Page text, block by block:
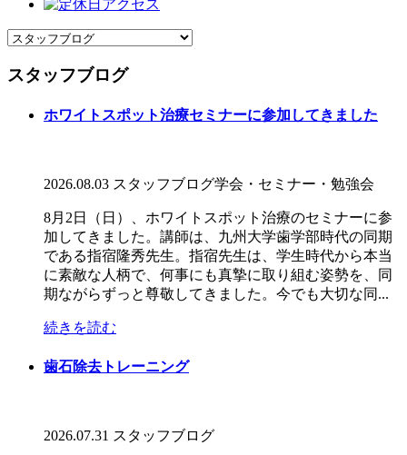
スタッフブログ
ホワイトスポット治療セミナーに参加してきました
2026.08.03 スタッフブログ学会・セミナー・勉強会
8月2日（日）、ホワイトスポット治療のセミナーに参
加してきました。講師は、九州大学歯学部時代の同期
である指宿隆秀先生。指宿先生は、学生時代から本当
に素敵な人柄で、何事にも真摯に取り組む姿勢を、同
期ながらずっと尊敬してきました。今でも大切な同...
続きを読む
歯石除去トレーニング
2026.07.31 スタッフブログ